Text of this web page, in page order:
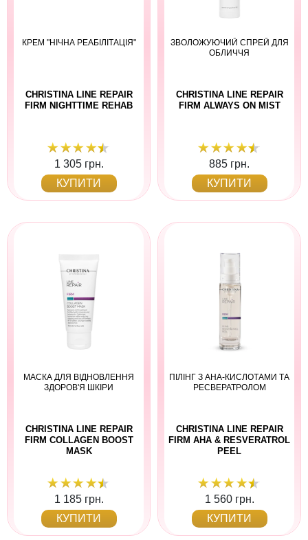
КРЕМ "НІЧНА РЕАБІЛІТАЦІЯ"
CHRISTINA LINE REPAIR
FIRM NIGHTTIME REHAB
1 305 грн.
КУПИТИ
ЗВОЛОЖУЮЧИЙ СПРЕЙ ДЛЯ
ОБЛИЧЧЯ
CHRISTINA LINE REPAIR
FIRM ALWAYS ON MIST
885 грн.
КУПИТИ
МАСКА ДЛЯ ВІДНОВЛЕННЯ
ЗДОРОВ'Я ШКІРИ
CHRISTINA LINE REPAIR
FIRM COLLAGEN BOOST
MASK
1 185 грн.
КУПИТИ
ПІЛІНГ З AHA-КИСЛОТАМИ ТА
РЕСВЕРАТРОЛОМ
CHRISTINA LINE REPAIR
FIRM AHA & RESVERATROL
PEEL
1 560 грн.
КУПИТИ